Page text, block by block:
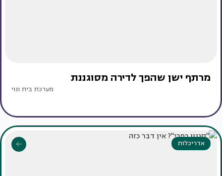
מרתף ישן שהפך לדירה מסוגננת
מערכת בית ונוי
אדריכלות